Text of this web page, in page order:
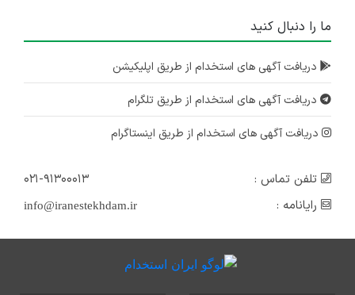
ما را دنبال کنید
دریافت آگهی های استخدام از طریق اپلیکیشن
دریافت آگهی های استخدام از طریق تلگرام
دریافت آگهی های استخدام از طریق اینستاگرام
تلفن تماس :
۰۲۱-۹۱۳۰۰۰۱۳
رایانامه :
info@iranestekhdam.ir